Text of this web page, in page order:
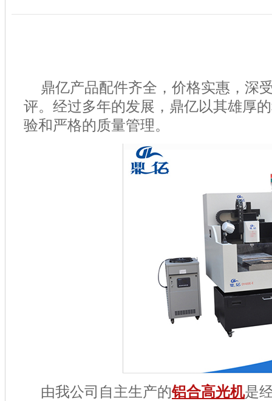
鼎亿产品配件齐全，价格实惠，深
评。经过多年的发展，鼎亿以其雄厚
验和严格的质量管理。
由我公司自主生产的铝合高光机是